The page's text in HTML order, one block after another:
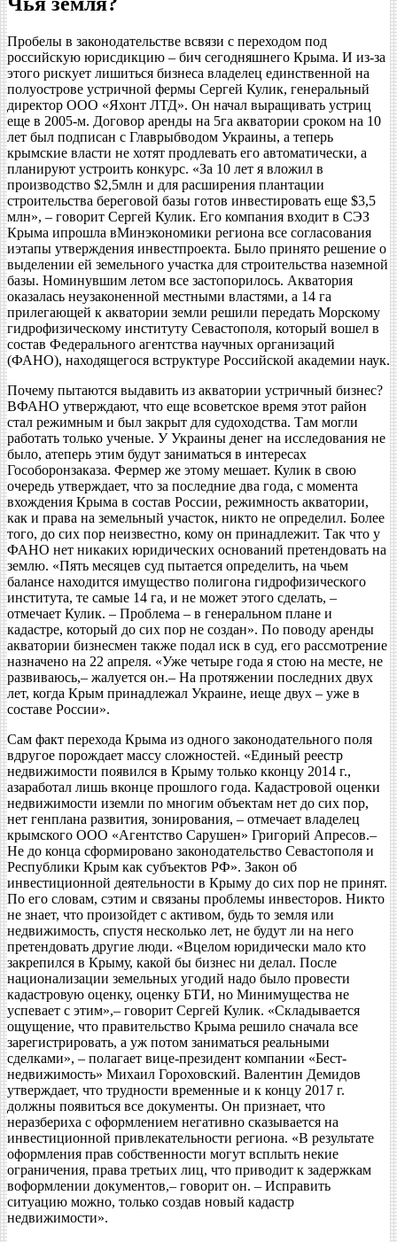
Пробелы в законодательстве всвязи с переходом под
российскую юрисдикцию – бич сегодняшнего Крыма. И из-за
этого рискует лишиться бизнеса владелец единственной на
полуострове устричной фермы Сергей Кулик, генеральный
директор ООО «Яхонт ЛТД». Он начал выращивать устриц
еще в 2005-м. Договор аренды на 5га акватории сроком на 10
лет был подписан с Главрыбводом Украины, а теперь
крымские власти не хотят продлевать его автоматически, а
планируют устроить конкурс. «За 10 лет я вложил в
производство $2,5млн и для расширения плантации
строительства береговой базы готов инвестировать еще $3,5
млн», – говорит Сергей Кулик. Его компания входит в СЭЗ
Крыма ипрошла вМинэкономики региона все согласования
иэтапы утверждения инвестпроекта. Было принято решение о
выделении ей земельного участка для строительства наземной
базы. Номинувшим летом все застопорилось. Акватория
оказалась неузаконенной местными властями, а 14 га
прилегающей к акватории земли решили передать Морскому
гидрофизическому институту Севастополя, который вошел в
состав Федерального агентства научных организаций
(ФАНО), находящегося вструктуре Российской академии наук.
Почему пытаются выдавить из акватории устричный бизнес?
ВФАНО утверждают, что еще всоветское время этот район
стал режимным и был закрыт для судоходства. Там могли
работать только ученые. У Украины денег на исследования не
было, атеперь этим будут заниматься в интересах
Гособоронзаказа. Фермер же этому мешает. Кулик в свою
очередь утверждает, что за последние два года, с момента
вхождения Крыма в состав России, режимность акватории,
как и права на земельный участок, никто не определил. Более
того, до сих пор неизвестно, кому он принадлежит. Так что у
ФАНО нет никаких юридических оснований претендовать на
землю. «Пять месяцев суд пытается определить, на чьем
балансе находится имущество полигона гидрофизического
института, те самые 14 га, и не может этого сделать, –
отмечает Кулик. – Проблема – в генеральном плане и
кадастре, который до сих пор не создан». По поводу аренды
акватории бизнесмен также подал иск в суд, его рассмотрение
назначено на 22 апреля. «Уже четыре года я стою на месте, не
развиваюсь,– жалуется он.– На протяжении последних двух
лет, когда Крым принадлежал Украине, иеще двух – уже в
составе России».
Сам факт перехода Крыма из одного законодательного поля
вдругое порождает массу сложностей. «Единый реестр
недвижимости появился в Крыму только кконцу 2014 г.,
азаработал лишь вконце прошлого года. Кадастровой оценки
недвижимости иземли по многим объектам нет до сих пор,
нет генплана развития, зонирования, – отмечает владелец
крымского ООО «Агентство Сарушен» Григорий Апресов.–
Не до конца сформировано законодательство Севастополя и
Республики Крым как субъектов РФ». Закон об
инвестиционной деятельности в Крыму до сих пор не принят.
По его словам, сэтим и связаны проблемы инвесторов. Никто
не знает, что произойдет с активом, будь то земля или
недвижимость, спустя несколько лет, не будут ли на него
претендовать другие люди. «Вцелом юридически мало кто
закрепился в Крыму, какой бы бизнес ни делал. После
национализации земельных угодий надо было провести
кадастровую оценку, оценку БТИ, но Минимущества не
успевает с этим»,– говорит Сергей Кулик. «Складывается
ощущение, что правительство Крыма решило сначала все
зарегистрировать, а уж потом заниматься реальными
сделками», – полагает вице-президент компании «Бест-
недвижимость» Михаил Гороховский. Валентин Демидов
утверждает, что трудности временные и к концу 2017 г.
должны появиться все документы. Он признает, что
неразбериха с оформлением негативно сказывается на
инвестиционной привлекательности региона. «В результате
оформления прав собственности могут всплыть некие
ограничения, права третьих лиц, что приводит к задержкам
воформлении документов,– говорит он. – Исправить
ситуацию можно, только создав новый кадастр
недвижимости».